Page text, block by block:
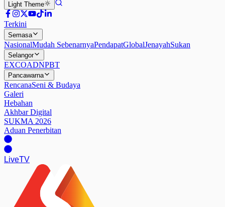
Light Theme
Terkini
Semasa
NasionalMudah SebenarnyaPendapatGlobalJenayahSukan
Selangor
EXCOADNPBT
Pancawarna
RencanaSeni & Budaya
Galeri
Hebahan
Akhbar Digital
SUKMA 2026
Aduan Penerbitan
LiveTV